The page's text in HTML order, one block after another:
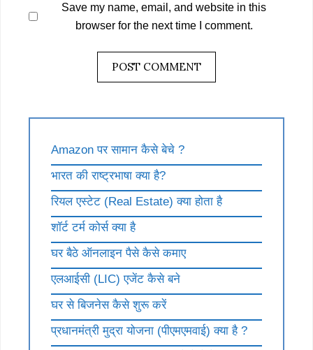
Save my name, email, and website in this
browser for the next time I comment.
Amazon पर सामान कैसे बेचे ?
भारत की राष्ट्रभाषा क्या है?
रियल एस्टेट (Real Estate) क्या होता है
शॉर्ट टर्म कोर्स क्या है
घर बैठे ऑनलाइन पैसे कैसे कमाए
एलआईसी (LIC) एजेंट कैसे बने
घर से बिजनेस कैसे शुरू करें
प्रधानमंत्री मुद्रा योजना (पीएमएमवाई) क्या है ?